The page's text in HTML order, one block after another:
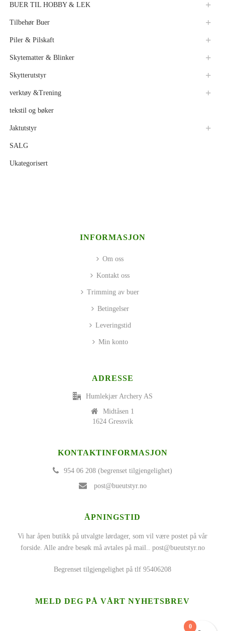
BUER TIL HOBBY & LEK
Tilbehør Buer
Piler & Pilskaft
Skytematter & Blinker
Skytterutstyr
verktøy &Trening
tekstil og bøker
Jaktutstyr
SALG
Ukategorisert
INFORMASJON
Om oss
Kontakt oss
Trimming av buer
Betingelser
Leveringstid
Min konto
ADRESSE
Humlekjær Archery AS
Midtåsen 1
1624 Gressvik
KONTAKTINFORMASJON
954 06 208 (begrenset tilgjengelighet)
post@bueutstyr.no
ÅPNINGSTID
Vi har åpen butikk på utvalgte lørdager, som vil være postet på vår
forside. Alle andre besøk må avtales på mail.. post@bueutstyr.no
Begrenset tilgjengelighet på tlf 95406208
MELD DEG PÅ VÅRT NYHETSBREV
0